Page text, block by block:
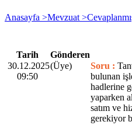
Anasayfa >Mevzuat >
Tarih
Gönderen
30.12.2025
09:50
(Üye) Soru :
bulunan
hadlerine
yaparken
satım ve
gerekiyor